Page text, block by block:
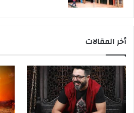
أخر المقالات